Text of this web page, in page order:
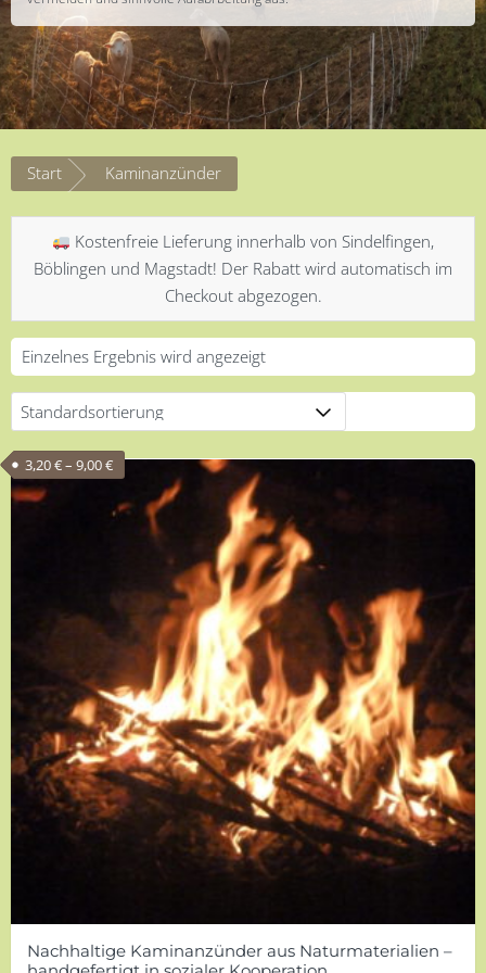
Start Kaminanzünder
Kostenfreie Lieferung innerhalb von Sindelfingen,
Böblingen und Magstadt! Der Rabatt wird automatisch im
Checkout abgezogen.
Einzelnes Ergebnis wird angezeigt
Nachhaltige Kaminanzünder aus Naturmaterialien –
3,20€– 9,00€Preisspanne: 3,20 € bis 9,00 €